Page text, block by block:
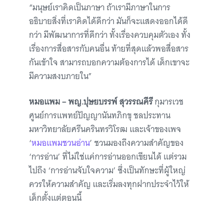
“มนุษย์เราคิดเป็นภาษา ถ้าเรามีภาษาในการ
อธิบายสิ่งที่เราคิดได้ดีกว่า มันก็จะแสดงออกได้ดี
กว่า มีพัฒนาการที่ดีกว่า ทั้งเรื่องควบคุมตัวเอง ทั้ง
เรื่องการสื่อสารกับคนอื่น ท้ายที่สุดแล้วพอสื่อสาร
กันเข้าใจ สามารถบอกความต้องการได้ เด็กเขาจะ
มีความสงบภายใน”
หมอแพม – พญ.ปุษยบรรพ์ สุวรรณคีรีกุมารเวช
ศูนย์การแพทย์ปัญญานันทภิกขุ ชลประทาน
มหาวิทยาลัยศรีนครินทรวิโรฒ และเจ้าของเพจ
‘หมอแพมชวนอ่าน’ ชวนมองถึงความสำคัญของ
‘การอ่าน’ ที่ไม่ใช่แค่การอ่านออกเขียนได้ แต่รวม
ไปถึง ‘การอ่านจับใจความ’ ซึ่งเป็นทักษะที่ผู้ใหญ่
ควรให้ความสำคัญ และเริ่มลงทุกฝากประจำไว้ให้
เด็กตั้งแต่ตอนนี้